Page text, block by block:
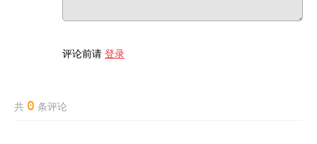
评论前请 登录
共 0 条评论